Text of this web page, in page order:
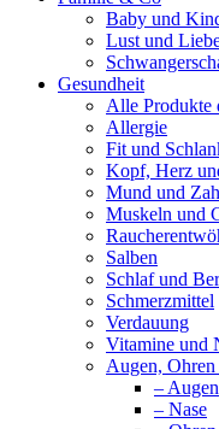
Baby und
Lust und
Gesundheit
Alle Produkte
Allergie
Fit und
Kopf, Herz
Mund und
Muskeln und
Salben
Schlaf und
Schmerzmittel
Verdauung
Vitamine und
Augen, Ohren
– Augen
– Nase